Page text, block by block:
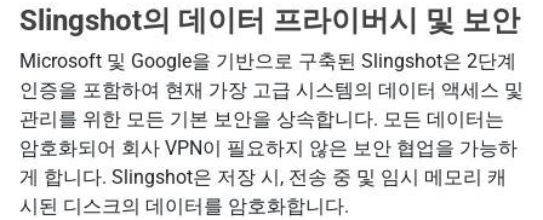
Slingshot의 데이터 프라이버시 및 보안
Microsoft 및 Google을 기반으로 구축된 Slingshot은 2단계
인증을 포함하여 현재 가장 고급 시스템의 데이터 액세스 및
관리를 위한 모든 기본 보안을 상속합니다. 모든 데이터는
암호화되어 회사 VPN이 필요하지 않은 보안 협업을 가능하
게 합니다. Slingshot은 저장 시, 전송 중 및 임시 메모리 캐
시된 디스크의 데이터를 암호화합니다.